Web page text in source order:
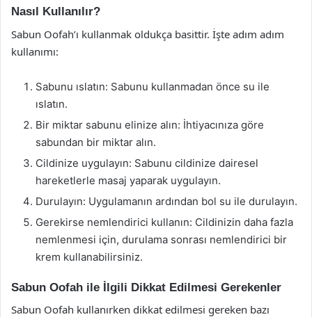
Nasıl Kullanılır?
Sabun Oofah’ı kullanmak oldukça basittir. İşte adım adım
kullanımı:
Sabunu ıslatın: Sabunu kullanmadan önce su ile
ıslatın.
Bir miktar sabunu elinize alın: İhtiyacınıza göre
sabundan bir miktar alın.
Cildinize uygulayın: Sabunu cildinize dairesel
hareketlerle masaj yaparak uygulayın.
Durulayın: Uygulamanın ardından bol su ile durulayın.
Gerekirse nemlendirici kullanın: Cildinizin daha fazla
nemlenmesi için, durulama sonrası nemlendirici bir
krem kullanabilirsiniz.
Sabun Oofah ile İlgili Dikkat Edilmesi Gerekenler
Sabun Oofah kullanırken dikkat edilmesi gereken bazı